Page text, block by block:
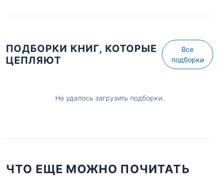
ПОДБОРКИ КНИГ, КОТОРЫЕ
ЦЕПЛЯЮТ
Все
подборки
Не удалось загрузить подборки.
ЧТО ЕЩЕ МОЖНО ПОЧИТАТЬ